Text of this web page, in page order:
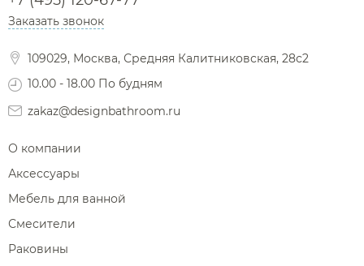
Заказать звонок
109029, Москва, Средняя Калитниковская, 28с2
10.00 - 18.00 По будням
zakaz@designbathroom.ru
О компании
Аксессуары
Мебель для ванной
Смесители
Раковины